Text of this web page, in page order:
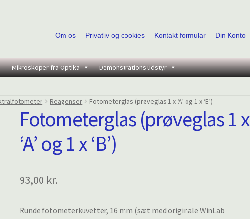
Om os Privatliv og cookies Kontakt formular Din Konto
Mikroskoper fra Optika Demonstrations udstyr
Reagenser Fotometerglas (prøveglas 1 x ‘A’ og 1 x ‘B’)
Fotometerglas (prøveglas 1 x
‘A’ og 1 x ‘B’)
93,00 kr.
Runde fotometerkuvetter, 16 mm (sæt med originale WinLab